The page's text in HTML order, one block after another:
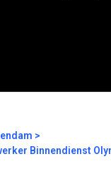
Binnendienst